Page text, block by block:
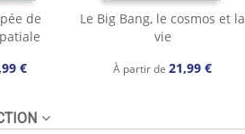
de
€
Le Big Bang, le cosmos et la
vie
À partir de 21,99 €